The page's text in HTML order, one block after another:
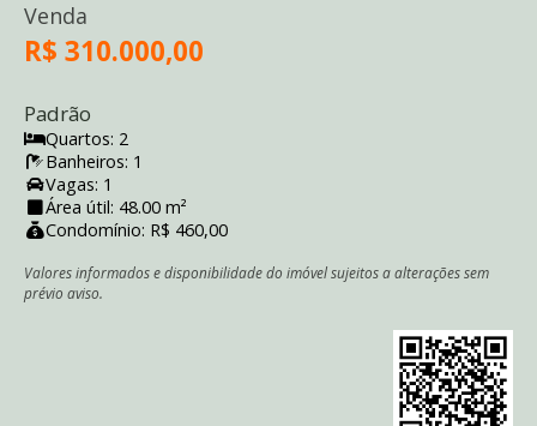
Venda
R$ 310.000,00
Padrão
Quartos: 2
Banheiros: 1
Vagas: 1
Área útil: 48.00 m²
Condomínio: R$ 460,00
Valores informados e disponibilidade do imóvel sujeitos a alterações sem
prévio aviso.